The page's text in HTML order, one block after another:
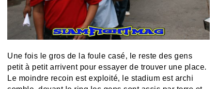
Une fois le gros de la foule casé, le reste des gens
petit à petit arrivent pour essayer de trouver une place.
Le moindre recoin est exploité, le stadium est archi